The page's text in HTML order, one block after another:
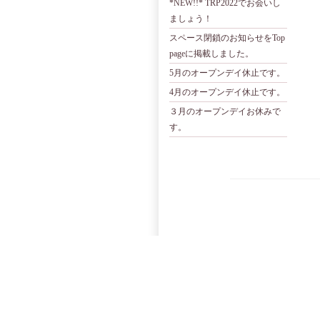
*NEW!!* TRP2022でお会いし
ましょう！
スペース閉鎖のお知らせをTop
pageに掲載しました。
5月のオープンデイ休止です。
4月のオープンデイ休止です。
３月のオープンデイお休みで
す。